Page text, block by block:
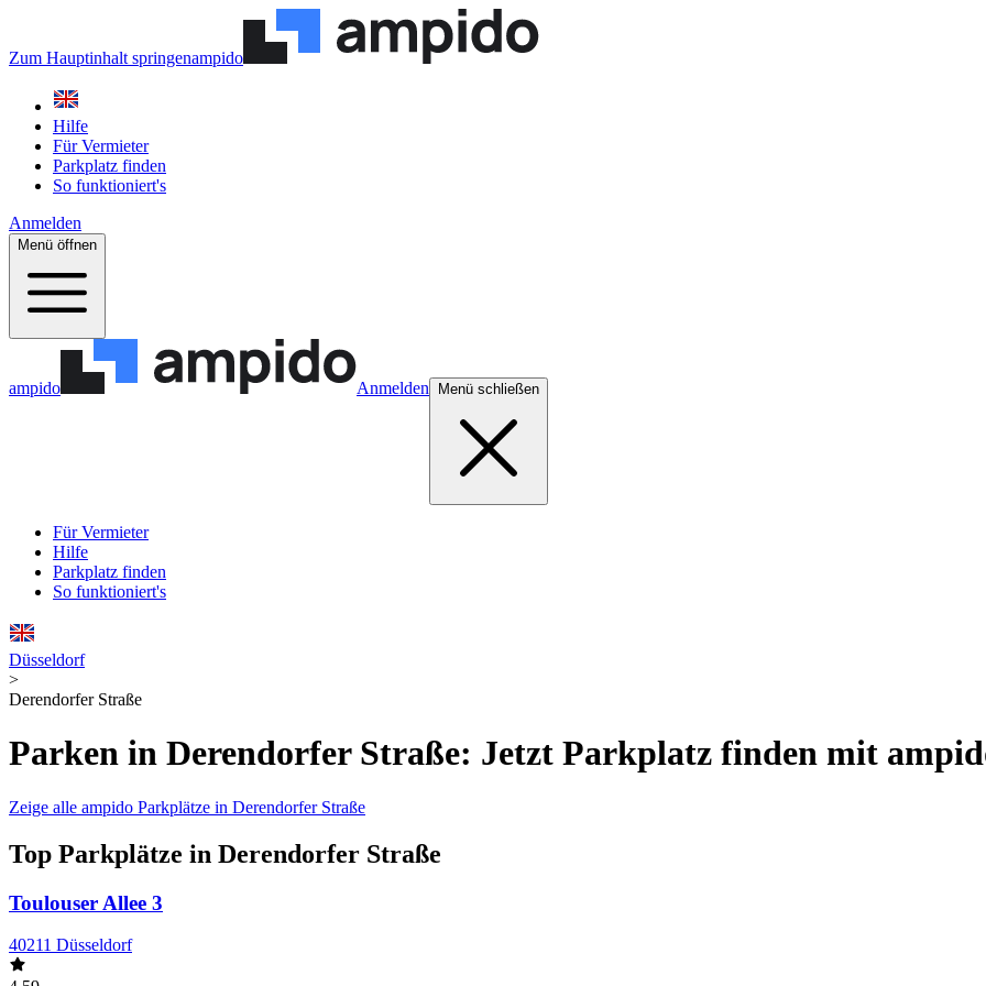
Zum Hauptinhalt springenampido
Hilfe
Für Vermieter
Parkplatz finden
So funktioniert's
Anmelden
Menü öffnen
ampido Anmelden Menü schließen
Für Vermieter
Hilfe
Parkplatz finden
So funktioniert's
Düsseldorf
>
Derendorfer Straße
Parken in Derendorfer Straße: Jetzt Parkplatz finden mit
Zeige alle ampido Parkplätze in Derendorfer Straße
Top Parkplätze in Derendorfer Straße
Toulouser Allee 3
40211 Düsseldorf